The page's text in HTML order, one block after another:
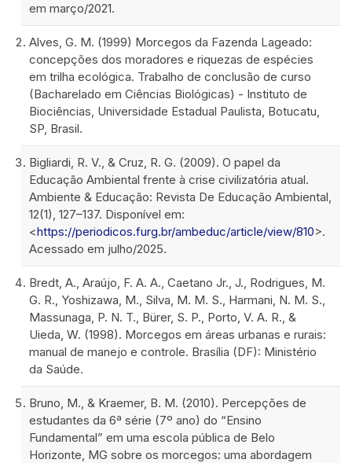
em março/2021.
Alves, G. M. (1999) Morcegos da Fazenda Lageado:
concepções dos moradores e riquezas de espécies
em trilha ecológica. Trabalho de conclusão de curso
(Bacharelado em Ciências Biológicas) - Instituto de
Biociências, Universidade Estadual Paulista, Botucatu,
SP, Brasil.
Bigliardi, R. V., & Cruz, R. G. (2009). O papel da
Educação Ambiental frente à crise civilizatória atual.
Ambiente & Educação: Revista De Educação Ambiental,
12(1), 127–137. Disponível em:
<https://periodicos.furg.br/ambeduc/article/view/810>.
Acessado em julho/2025.
Bredt, A., Araújo, F. A. A., Caetano Jr., J., Rodrigues, M.
G. R., Yoshizawa, M., Silva, M. M. S., Harmani, N. M. S.,
Massunaga, P. N. T., Bürer, S. P., Porto, V. A. R., &
Uieda, W. (1998). Morcegos em áreas urbanas e rurais:
manual de manejo e controle. Brasília (DF): Ministério
da Saúde.
Bruno, M., & Kraemer, B. M. (2010). Percepções de
estudantes da 6ª série (7º ano) do “Ensino
Fundamental” em uma escola pública de Belo
Horizonte, MG sobre os morcegos: uma abordagem